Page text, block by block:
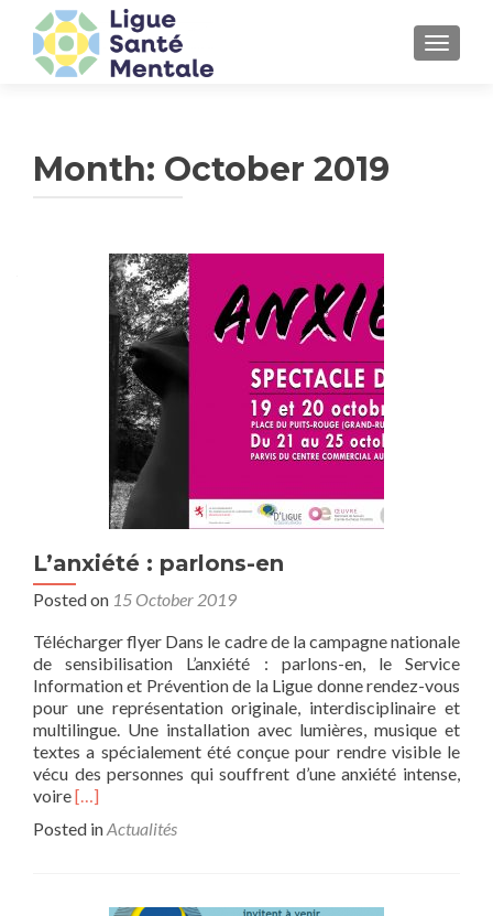
Month: October 2019
L’anxiété : parlons-en
Posted on 15 October 2019
Télécharger flyer Dans le cadre de la campagne nationale
de sensibilisation L’anxiété : parlons-en, le Service
Information et Prévention de la Ligue donne rendez-vous
pour une représentation originale, interdisciplinaire et
multilingue. Une installation avec lumières, musique et
textes a spécialement été conçue pour rendre visible le
vécu des personnes qui souffrent d’une anxiété intense,
voireRead
about
parlons-
[…]
Posted inActualités